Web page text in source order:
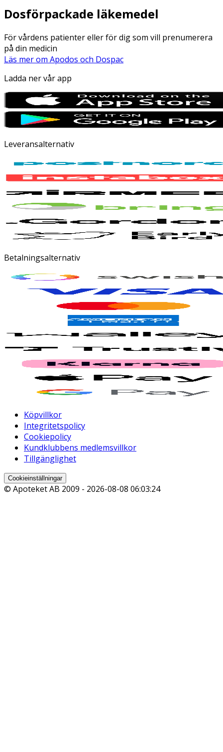
Dosförpackade läkemedel
För vårdens patienter eller för dig som vill prenumerera
på din medicin
Läs mer om Apodos och Dospac
Ladda ner vår app
Leveransalternativ
Betalningsalternativ
Köpvillkor
Integritetspolicy
Cookiepolicy
Kundklubbens medlemsvillkor
Tillgänglighet
Cookieinställningar
© Apoteket AB 2009 - 2026-08-08 06:03:24